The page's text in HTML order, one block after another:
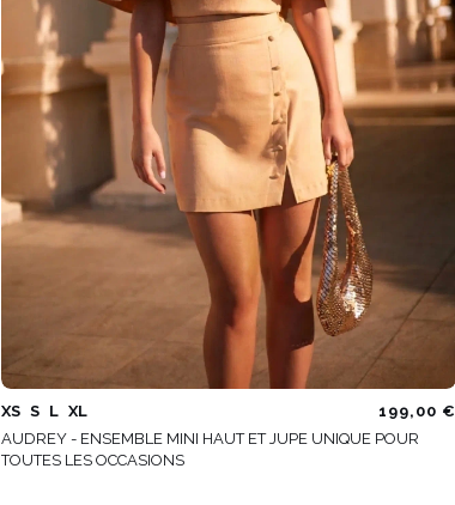
XS S L XL
199,00 €
AUDREY - ENSEMBLE MINI HAUT ET JUPE UNIQUE POUR
TOUTES LES OCCASIONS